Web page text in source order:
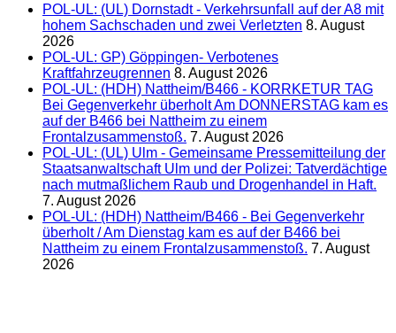
POL-UL: (UL) Dornstadt - Verkehrsunfall auf der A8 mit
hohem Sachschaden und zwei Verletzten 8. August
2026
POL-UL: GP) Göppingen- Verbotenes
Kraftfahrzeugrennen 8. August 2026
POL-UL: (HDH) Nattheim/B466 - KORRKETUR TAG
Bei Gegenverkehr überholt Am DONNERSTAG kam es
auf der B466 bei Nattheim zu einem
Frontalzusammenstoß. 7. August 2026
POL-UL: (UL) Ulm - Gemeinsame Pressemitteilung der
Staatsanwaltschaft Ulm und der Polizei: Tatverdächtige
nach mutmaßlichem Raub und Drogenhandel in Haft.
7. August 2026
POL-UL: (HDH) Nattheim/B466 - Bei Gegenverkehr
überholt / Am Dienstag kam es auf der B466 bei
Nattheim zu einem Frontalzusammenstoß. 7. August
2026